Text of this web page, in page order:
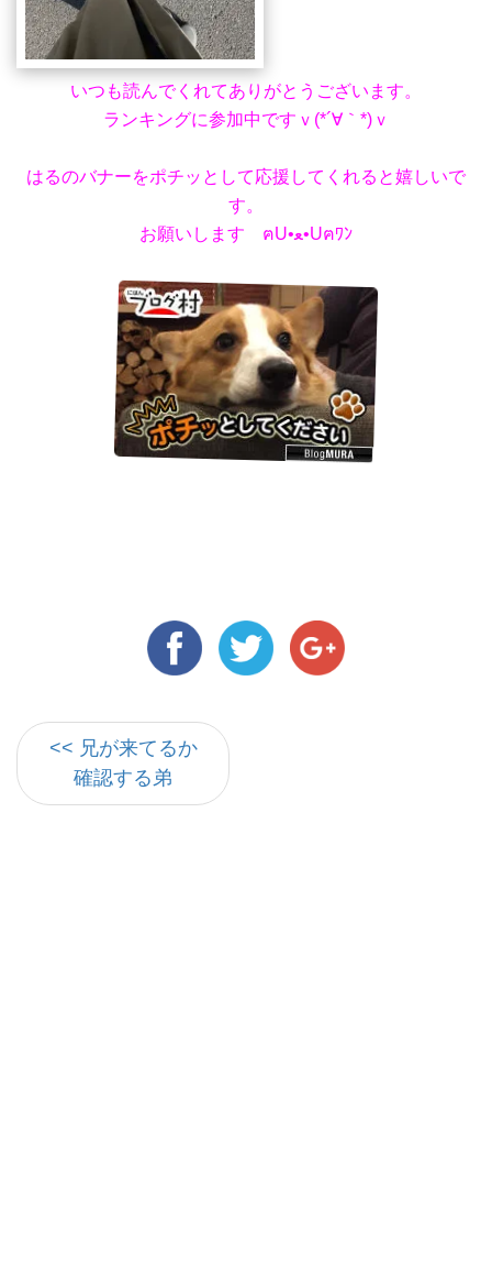
いつも読んでくれてありがとうございます。
ランキングに参加中ですｖ(*´∀｀*)ｖ
はるのバナーをポチッとして応援してくれると嬉しいで
す。
お願いします ฅU•ﻌ•Uฅﾜﾝ
<< 兄が来てるか
確認する弟